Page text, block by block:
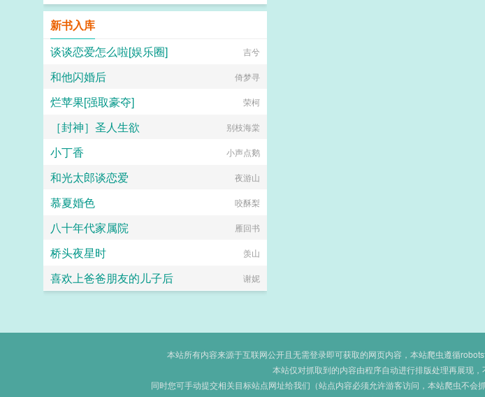
新书入库
谈谈恋爱怎么啦[娱乐圈]
吉兮
和他闪婚后 倚梦寻
烂苹果[强取豪夺] 荣柯
［封神］圣人生欲 别枝海棠
小丁香 小声点鹅
和光太郎谈恋爱 夜游山
慕夏婚色 咬酥梨
八十年代家属院 雁回书
桥头夜星时 羡山
喜欢上爸爸朋友的儿子后 谢妮
本站所有内容来源于互联网公开且无需登录即可获取的网页内容，本站爬虫遵循
本站仅对抓取到的内容由程序自动进行排版处理再展现
同时您可手动提交相关目标站点网址给我们（站点内容必须允许游客访问，本站爬虫不会